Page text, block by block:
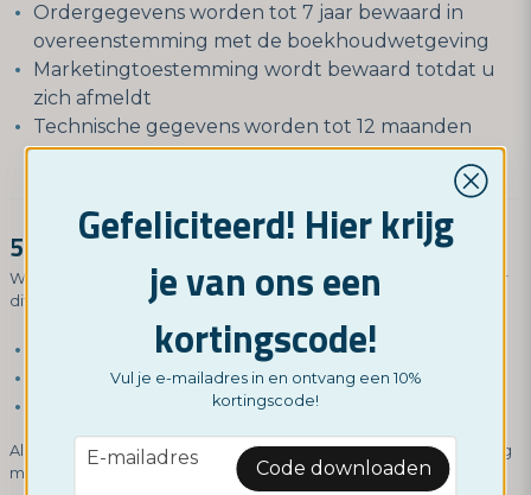
Ordergegevens worden tot 7 jaar bewaard in
overeenstemming met de boekhoudwetgeving
Marketingtoestemming wordt bewaard totdat u
zich afmeldt
Technische gegevens worden tot 12 maanden
bewaard
5. Delen van gegevens
We delen uw gegevens alleen met vertrouwde partijen wanneer
dit nodig is:
Betalingsverwerkers (bijv. Stripe)
Verzendbedrijven (bijv. PostNL)
Technische leveranciers (hosting en e-mail)
Alle partners verwerken persoonsgegevens in overeenstemming
met de AVG (GDPR).
Gefeliciteerd! Hier krijg
je van ons een
kortingscode!
Vul je e-mailadres in en ontvang een 10%
kortingscode!
email
E-mailadres Code downloaden